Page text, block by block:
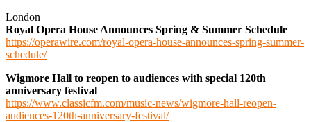
London
Royal Opera House Announces Spring & Summer Schedule
https://operawire.com/royal-opera-house-announces-spring-summer-
schedule/
Wigmore Hall to reopen to audiences with special 120th
anniversary festival
https://www.classicfm.com/music-news/wigmore-hall-reopen-
audiences-120th-anniversary-festival/